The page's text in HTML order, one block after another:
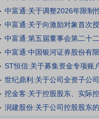
中富通:关于调整2026年限制
中富通:关于向激励对象首次
中富通:第五届董事会第二十
世纪鼎利:关于公司全资子公
润建股份:关于公司控股股东